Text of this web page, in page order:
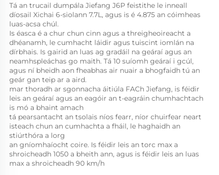
Tá an trucail dumpála Jiefang J6P feistithe le inneall
díosail Xichai 6-siolann 7.7L, agus is é 4.875 an cóimheas
luas-acsa chúl.
Is éasca é a chur chun cinn agus a threigheoireacht a
dhéanamh, le cumhacht láidir agus tuiscint iomlán na
dírbhais. Is gairid an luas ag gradáil na geáraí agus an
neamhspleáchas go maith. Tá 10 suíomh geáraí i gcúl,
agus ní bheidh aon fheabhas air nuair a bhogfaidh tú an
geár gan teip ar a aird.
mar thoradh ar sgonnacha áitiúla FACh Jiefang, is féidir
leis an geáraí agus an eagóir an t-eagráin chumhachtach
is mó a bhaint amach
tá pearsantacht an tsolais níos fearr, níor chuirfear neart
isteach chun an cumhachta a fháil, le haghaidh an
stiúrthóra a lorg
an gníomhaíocht coire. Is féidir leis an torc max a
shroicheadh 1050 a bheith ann, agus is féidir leis an luas
max a shroicheadh 90 km/h